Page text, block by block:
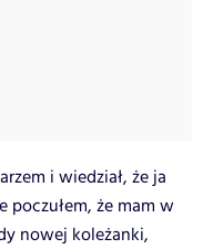
i wiedział, że ja
poczułem, że mam w
nowej koleżanki,